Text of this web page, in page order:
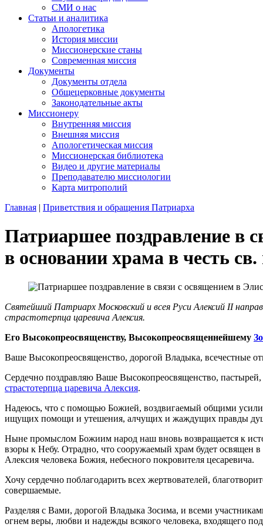
СМИ о нас
Статьи и аналитика
Апологетика
История миссии
Миссионерские станы
Современная миссия
Документы
Документы отдела
Общецерковные документы
Законодательные акты
Миссионеру
Внутренняя миссия
Внешняя миссия
Апологетическая миссия
Миссионерская библиотека
Видео и другие материалы
Преподавателю миссиологии
Карта митрополий
Главная | Приветствия и обращения Патриарха
Патриаршее поздравление в
в основании храма в честь
Святейший Патриарх Московский и всея Руси Алексий II
страстотерпца царевича Алексия.
Его Высокопреосвященству, Высокопреосвященнейшему
Ваше Высокопреосвященство, дорогой Владыка, всечестные
Сердечно поздравляю Ваше Высокопреосвященство, пастырей,
страстотерпца царевича Алексия.
Надеюсь, что с помощью Божией, воздвигаемый общими
ищущих помощи и утешения, алчущих и жаждущих правды
Ныне промыслом Божиим народ наш вновь возвращается к
взоры к Небу. Отрадно, что сооружаемый храм будет освящен
Алексия человека Божия, небесного покровителя цесаревича.
Хочу сердечно поблагодарить всех жертвователей,
совершаемые.
Разделяя с Вами, дорогой Владыка Зосима, и всеми
огнем веры, любви и надежды всякого человека, входящего